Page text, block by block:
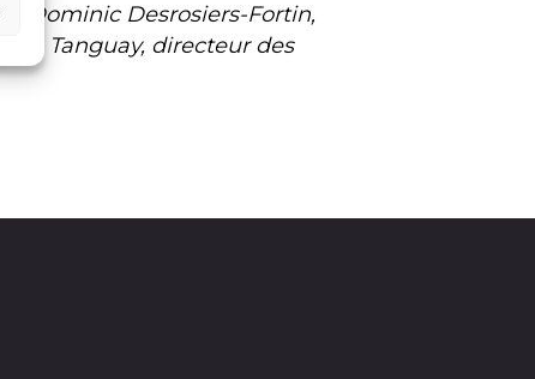
Dominic Desrosiers-Fortin,
Tanguay, directeur des